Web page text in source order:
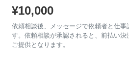
¥10,000
依頼相談後、メッセージで依頼者と仕事
す。依頼相談が承認されると、前払い
ご提供となります。